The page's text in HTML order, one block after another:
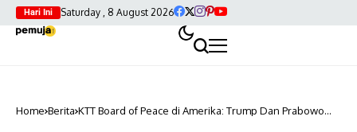
Hari Ini Saturday , 8 August 2026
Home Berita KTT Board of Peace di Amerika: Trump Dan Prabowo